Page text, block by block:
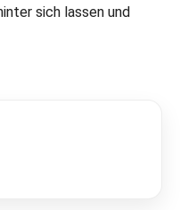
sich lassen und